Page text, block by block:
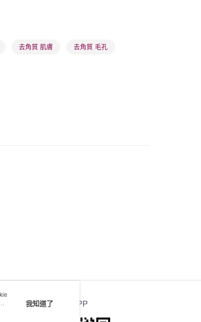
，並不會安排重寄
去角質 肌膚 去角質 毛孔
官方APP
我知道了